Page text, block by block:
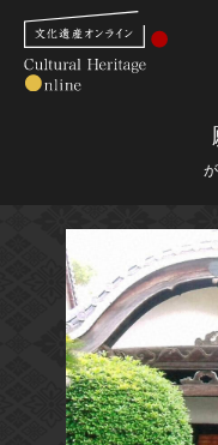
トップ
作品一覧
カテゴリで見る